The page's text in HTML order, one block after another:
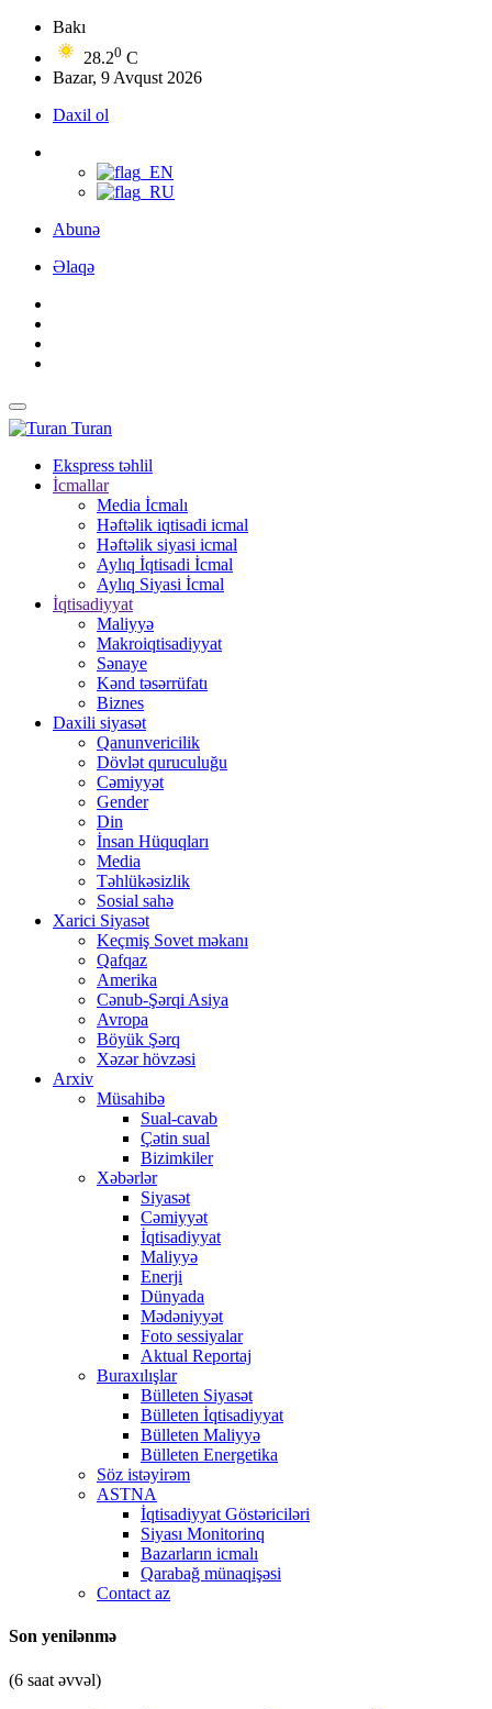
Bakı
28.20 C
Bazar, 9 Avqust 2026
Daxil ol
Abunə
Əlaqə
Turan
Ekspress təhlil
İcmallar
Media İcmalı
Həftəlik iqtisadi icmal
Həftəlik siyasi icmal
Aylıq İqtisadi İcmal
Aylıq Siyasi İcmal
İqtisadiyyat
Maliyyə
Makroiqtisadiyyat
Sənaye
Kənd təsərrüfatı
Biznes
Daxili siyasət
Qanunvericilik
Dövlət quruculuğu
Cəmiyyət
Gender
Din
İnsan Hüquqları
Media
Təhlükəsizlik
Sosial sahə
Xarici Siyasət
Keçmiş Sovet məkanı
Qafqaz
Amerika
Cənub-Şərqi Asiya
Avropa
Böyük Şərq
Xəzər hövzəsi
Arxiv
Müsahibə
Sual-cavab
Çətin sual
Bizimkiler
Xəbərlər
Siyasət
Cəmiyyət
İqtisadiyyat
Maliyyə
Enerji
Dünyada
Mədəniyyət
Foto sessiyalar
Aktual Reportaj
Buraxılışlar
Bülleten Siyasət
Bülleten İqtisadiyyat
Bülleten Maliyyə
Bülleten Energetika
Söz istəyirəm
ASTNA
İqtisadiyyat Göstəriciləri
Siyası Monitorinq
Bazarların icmalı
Qarabağ münaqişəsi
Contact az
Son yenilənmə
(6 saat əvvəl)